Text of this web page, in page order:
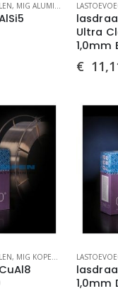
, MIG ALUMINIUM ,MIG/MAG
Ultra
1,0mm
€
LASDRADEN
, MIG KOPER GELEGEERD ,
1,0mm